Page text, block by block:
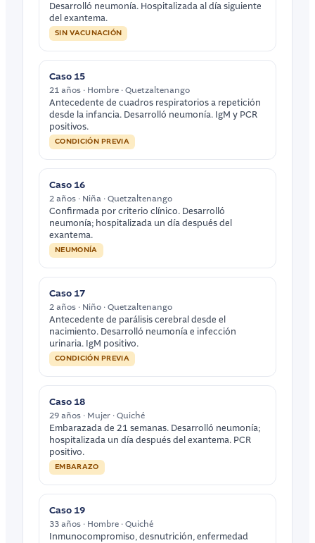
Desarrolló neumonía. Hospitalizada al día siguiente
del exantema.
SIN VACUNACIÓN
Caso 15
21 años · Hombre · Quetzaltenango
Antecedente de cuadros respiratorios a repetición
desde la infancia. Desarrolló neumonía. IgM y PCR
positivos.
CONDICIÓN PREVIA
Caso 16
2 años · Niña · Quetzaltenango
Confirmada por criterio clínico. Desarrolló
neumonía; hospitalizada un día después del
exantema.
NEUMONÍA
Caso 17
2 años · Niño · Quetzaltenango
Antecedente de parálisis cerebral desde el
nacimiento. Desarrolló neumonía e infección
urinaria. IgM positivo.
CONDICIÓN PREVIA
Caso 18
29 años · Mujer · Quiché
Embarazada de 21 semanas. Desarrolló neumonía;
hospitalizada un día después del exantema. PCR
positivo.
EMBARAZO
Caso 19
33 años · Hombre · Quiché
Inmunocompromiso, desnutrición, enfermedad